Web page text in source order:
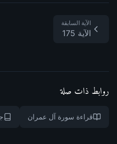
الآية السابقة
الآية 175
روابط ذات صلة
قراءة سورة آل عمران